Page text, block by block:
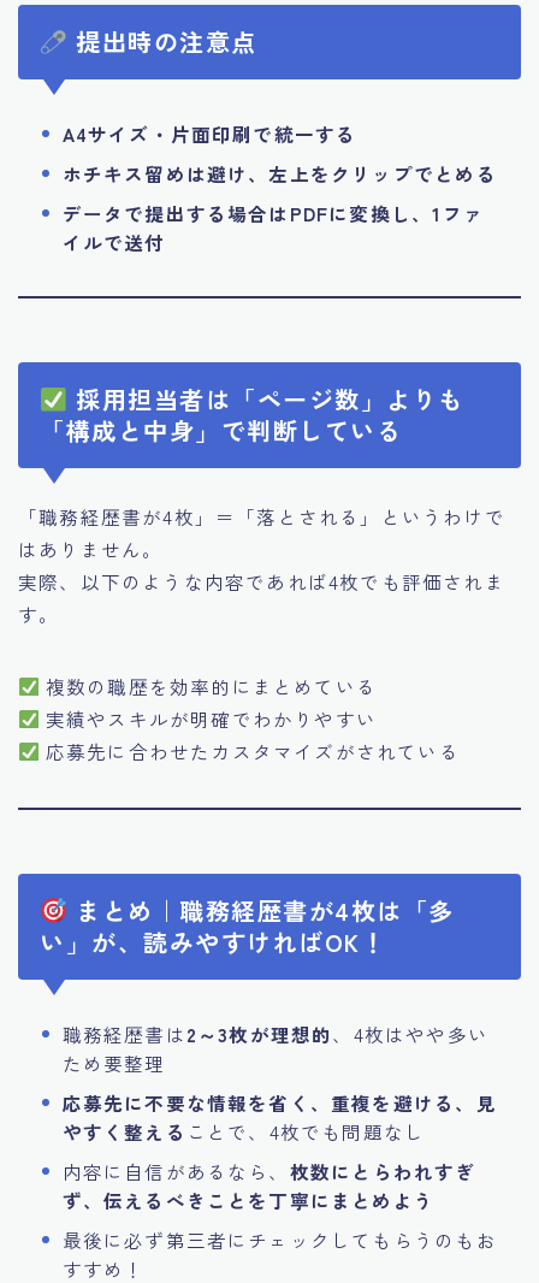
提出時の注意点
A4サイズ・片面印刷で統一する
ホチキス留めは避け、左上をクリップでとめる
データで提出する場合はPDFに変換し、1ファ
イルで送付
採用担当者は「ページ数」よりも
「構成と中身」で判断している
「職務経歴書が4枚」＝「落とされる」というわけで
はありません。
実際、以下のような内容であれば4枚でも評価されま
す。
複数の職歴を効率的にまとめている
実績やスキルが明確でわかりやすい
応募先に合わせたカスタマイズがされている
まとめ｜職務経歴書が4枚は「多
い」が、読みやすければOK！
職務経歴書は2～3枚が理想的、4枚はやや多い
ため要整理
応募先に不要な情報を省く、重複を避ける、見
やすく整える ことで、4枚でも問題なし
内容に自信があるなら、 枚数にとらわれすぎ
ず、伝えるべきことを丁寧にまとめよう
最後に必ず第三者にチェックしてもらうのもお
すすめ！